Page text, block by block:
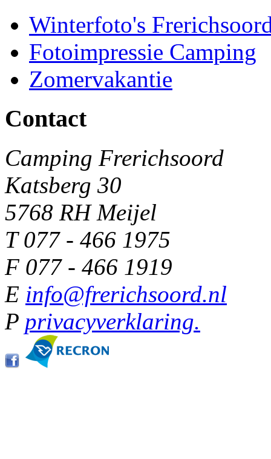
Winterfoto's
Fotoimpressie Camping
Zomervakantie
Contact
Camping Frerichsoord
Katsberg 30
5768 RH Meijel
T 077 - 466 1975
F 077 - 466 1919
E info@frerichsoord.nl
P privacyverklaring.